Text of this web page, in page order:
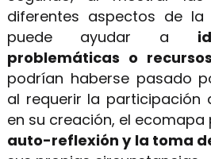
diferentes aspectos de la
puede ayudar a
problemáticas o
podrían haberse pasado
al requerir la participación
en su creación, el ecomapa
auto-reflexión y la toma